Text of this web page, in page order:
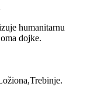
humanitarnu
dojke.